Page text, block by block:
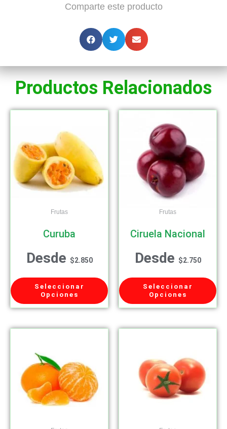
Comparte este producto
Productos Relacionados
Frutas
Curuba
Desde $2.850
Seleccionar
Opciones
Frutas
Ciruela Nacional
Desde $2.750
Seleccionar
Opciones